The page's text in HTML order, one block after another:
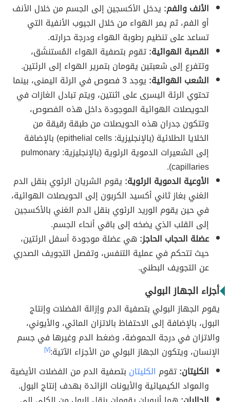
الأنف والفم: يدخل الأكسجين إلى الجسم من خلال الأنف
أو الفم، ثم يمر الهواء من خلال الجيوب الأنفية التي
تساعد على تنظيم رطوبة الهواء ودرجة حرارته.
القصبة الهوائية:تقوم بتصفية الهواء المُستنشَق،
وتتفرع إلى شعبتين يقومان بتمرير الهواء إلى الرئتين.
الشعب الهوائية:
يوجد 3 فصوص في الرئة اليمنى، بينما
تحتوي الرئة اليسرى على اثنتين، ويتم تبادل الغازات في
الحويصلات الهوائية الموجودة داخل هذه الفصوص،
وتتكون جدران هذه الحويصلات من طبقة رقيقة من
الخلايا الطلائية (بالإنجليزية: epithelial cells) بالإضافة
إلى الشعيرات الدموية الرئوية (بالإنجليزية: pulmonary
capillaries).
الأوعية الدموية الرئوية: يقوم الشريان الرئوي بنقل الدم
الغني بغاز ثاني أكسيد الكربون إلى الحويصلات الهوائية،
في حين يقوم الوريد الرئوي بنقل الدم الغني بالأكسجين
إلى القلب الذي يضخه إلى باقي أنحاء الجسم.
عضلة الحجاب الحاجز: هي عضلة موجودة أسفل الرئتين،
حيث تتحكم في عملية التنفس، وتفصل التجويف الصدري
عن التجويف البطني.
أجزاء الجهاز البولي
يقوم الجهاز البولي بتصفية الدم وإزالة الفضلات وإنتاج
البول، بالإضافة إلى الاحتفاظ بالاتزان المائي، والأيوني،
والاتزان في درجة الحموضة، وضغط الدم وغيرها في جسم
الإنسان، ويتكون الجهاز البولي من الأجزاء الآتية:[٧]
الكليتان:تقوم الكليتان بتصفية الدم من الفضلات الأيضية
والمواد الكيميائية والأيونات الزائدة بهدف إنتاج البول.